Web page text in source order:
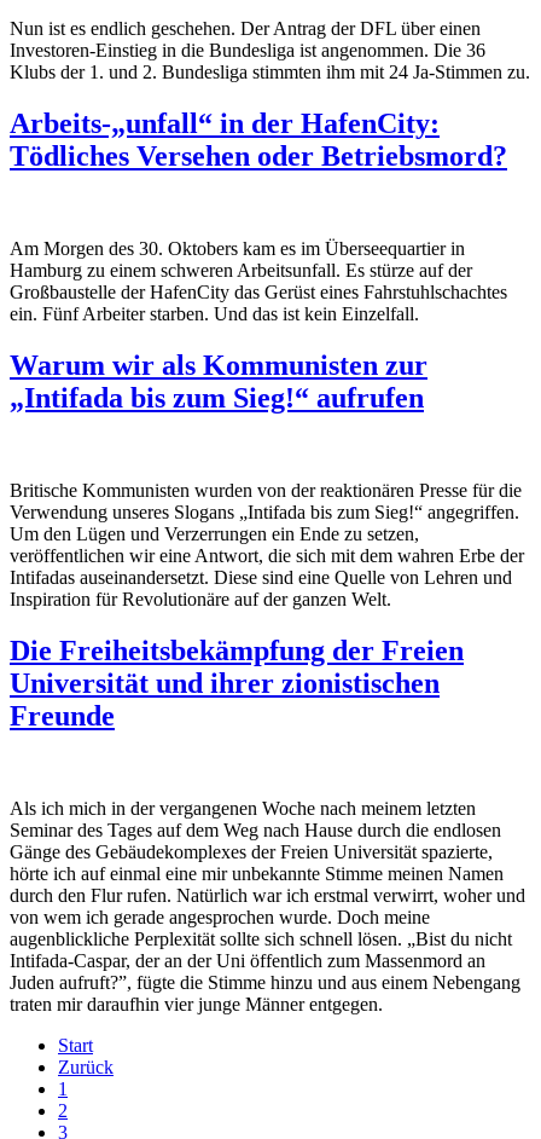
Nun ist es endlich geschehen. Der Antrag der DFL über einen
Investoren-Einstieg in die Bundesliga ist angenommen. Die 36
Klubs der 1. und 2. Bundesliga stimmten ihm mit 24 Ja-Stimmen zu.
Arbeits-„unfall“ in der HafenCity:
Tödliches Versehen oder Betriebsmord?
Am Morgen des 30. Oktobers kam es im Überseequartierin
Hamburg zu einem schweren Arbeitsunfall. Es stürze auf der
Großbaustelle der HafenCity das Gerüst eines Fahrstuhlschachtes
ein. FünfArbeiter starben. Und das ist kein Einzelfall.
Warum wir als Kommunisten zur
„Intifada bis zum Sieg!“ aufrufen
Britische Kommunisten wurden von der reaktionären Presse für die
Verwendung unseres Slogans „Intifada bis zum Sieg!“ angegriffen.
Um den Lügen und Verzerrungen ein Ende zu setzen,
veröffentlichen wir eine Antwort, die sich mit dem wahren Erbe der
Intifadas auseinandersetzt. Diese sind eine Quelle von Lehren und
Inspiration für Revolutionäre auf der ganzen Welt.
Die Freiheitsbekämpfung der Freien
Universität und ihrer zionistischen
Freunde
Als ich mich in der vergangenen Woche nach meinem letzten
Seminar des Tages auf dem Weg nach Hause durch die endlosen
Gänge des Gebäudekomplexes der Freien Universität spazierte,
hörte ich auf einmal eine mir unbekannte Stimme meinen Namen
durch den Flur rufen. Natürlich war ich erstmal verwirrt, woher und
von wem ich gerade angesprochen wurde. Doch meine
augenblickliche Perplexität sollte sich schnell lösen. „Bist du nicht
Intifada-Caspar, der an der Uni öffentlich zum Massenmord an
Juden aufruft?”, fügte die Stimme hinzu und aus einem Nebengang
traten mir daraufhin vier junge Männer entgegen.
Start
Zurück
1
2
3